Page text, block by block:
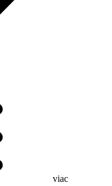
viac